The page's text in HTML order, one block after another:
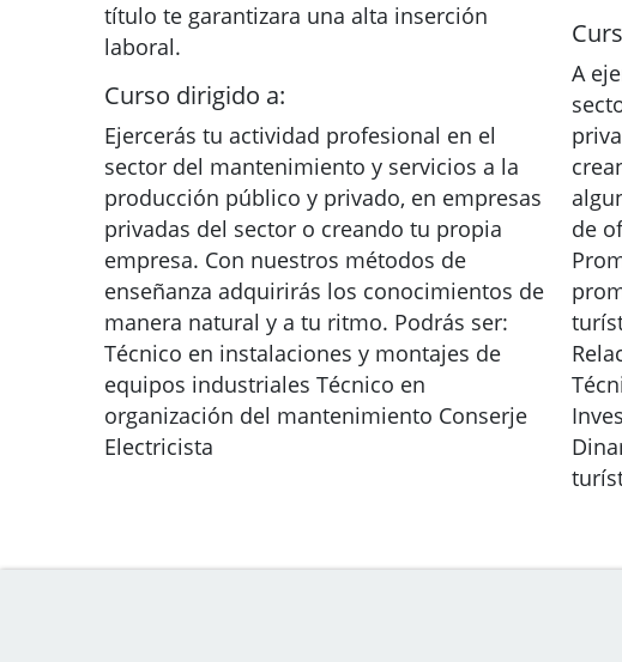
título te garantizara una alta inserción
laboral.
Curso dirigido a:
Ejercerás tu actividad profesional en el
sector del mantenimiento y servicios a la
producción público y privado, en empresas
privadas del sector o creando tu propia
empresa. Con nuestros métodos de
enseñanza adquirirás los conocimientos de
manera natural y a tu ritmo. Podrás ser:
Técnico en instalaciones y montajes de
equipos industriales Técnico en
organización del mantenimiento Conserje
Electricista
A
de